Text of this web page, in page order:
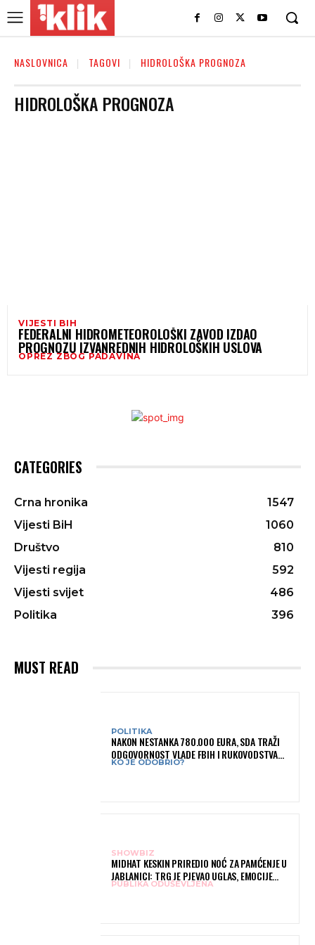
NASLOVNICA TAGOVI HIDROLOŠKA PROGNOZA
HIDROLOŠKA PROGNOZA
VIJESTI BIH
FEDERALNI HIDROMETEOROLOŠKI ZAVOD IZDAO
PROGNOZU IZVANREDNIH HIDROLOŠKIH USLOVA
OPREZ ZBOG PADAVINA
CATEGORIES
Crna hronika
1547
Vijesti BiH
1060
Društvo
810
Vijesti regija
592
Vijesti svijet
486
Politika
396
MUST READ
POLITIKA
NAKON NESTANKA 780.000 EURA, SDA TRAŽI
ODGOVORNOST VLADE FBIH I RUKOVODSTVA
IGMANA
KO JE ODOBRIO?
SHOWBIZ
MIDHAT KESKIN PRIREDIO NOĆ ZA PAMĆENJE U
JABLANICI: TRG JE PJEVAO UGLAS, EMOCIJE
PREPLAVILE RODNI GRAD
PUBLIKA ODUŠEVLJENA